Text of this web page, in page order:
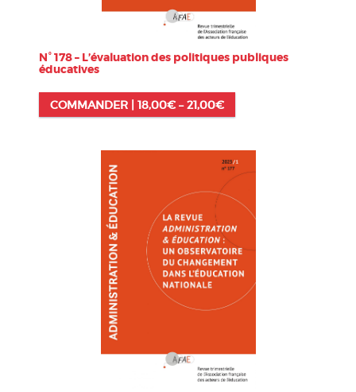
N° 178 – L’évaluation des politiques publiques
éducatives
COMMANDER | 18,00€–21,00€